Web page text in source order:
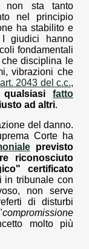
non sta tanto
nel principio
ha stabilito e
giudici hanno
fondamentali
che disciplina le
vibrazioni che
art. 2043 del c.c.,
qualsiasi fatto
ad altri.
del danno.
Corte ha
previsto
riconosciuto
certificato
in tribunale con
non serve
di disturbi
compromissione
molto più